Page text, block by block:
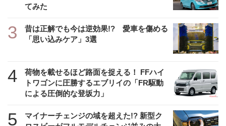
てみた
3
昔は正解でも今は逆効果!? 愛車を傷める
「思い込みケア」3選
4
荷物を載せるほど路面を捉える！ FFハイ
トワゴンに圧勝するエブリイの「FR駆動
による圧倒的な登坂力」
5
マイナーチェンジの域を超えた!? 新型ク